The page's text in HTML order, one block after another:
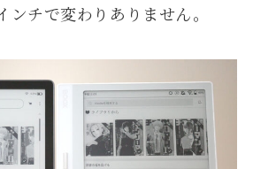
ンチで変わりありません。